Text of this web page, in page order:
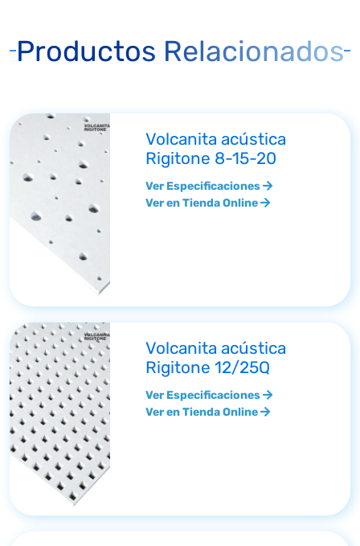
Productos Relacionados
Volcanita acústica
Rigitone 8-15-20
Ver Especificaciones
Ver en Tienda Online
Volcanita acústica
Rigitone 12/25Q
Ver Especificaciones
Ver en Tienda Online